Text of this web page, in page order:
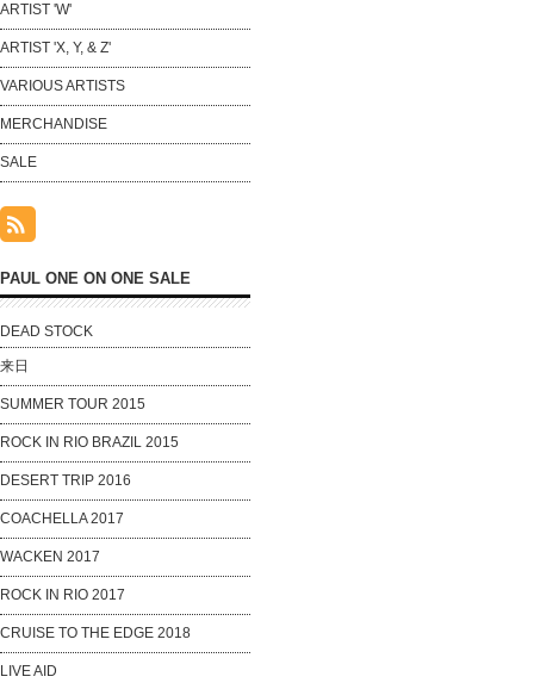
ARTIST 'W'
ARTIST 'X, Y, & Z'
VARIOUS ARTISTS
MERCHANDISE
SALE
PAUL ONE ON ONE SALE
DEAD STOCK
来日
SUMMER TOUR 2015
ROCK IN RIO BRAZIL 2015
DESERT TRIP 2016
COACHELLA 2017
WACKEN 2017
ROCK IN RIO 2017
CRUISE TO THE EDGE 2018
LIVE AID